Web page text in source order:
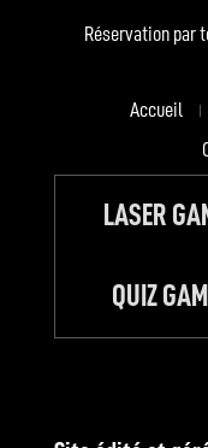
Réservation par
Accueil
LASER
QUIZ